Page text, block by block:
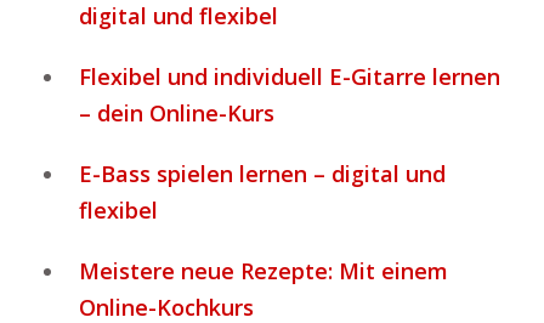
digital und flexibel
Flexibel und individuell E-Gitarre lernen
– dein Online-Kurs
E-Bass spielen lernen – digital und
flexibel
Meistere neue Rezepte: Mit einem
Online-Kochkurs